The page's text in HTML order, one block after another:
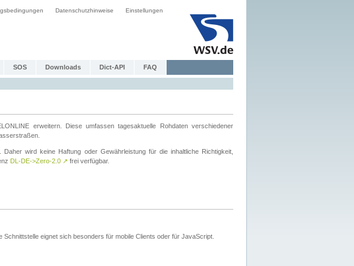
Datenschutzhinweise Einstellungen
SOS Downloads Dict-API FAQ
erweitern. Diese umfassen tagesaktuelle Rohdaten verschiedener
wird keine Haftung oder Gewährleistung für die inhaltliche Richtigkeit,
DL-DE->Zero-2.0 ↗ frei verfügbar.
eignet sich besonders für mobile Clients oder für JavaScript.